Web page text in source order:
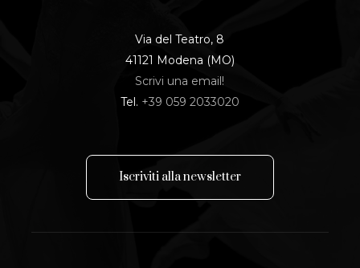
Via del Teatro, 8
41121 Modena (MO)
Scrivi una email!
Tel. +39 059 2033020
Iscriviti allanewsletter